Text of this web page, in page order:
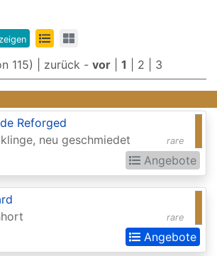
115) | zurück - vor 1 2 3
rare
Reforged
neu geschmiedet
Angebote
rare
Angebote